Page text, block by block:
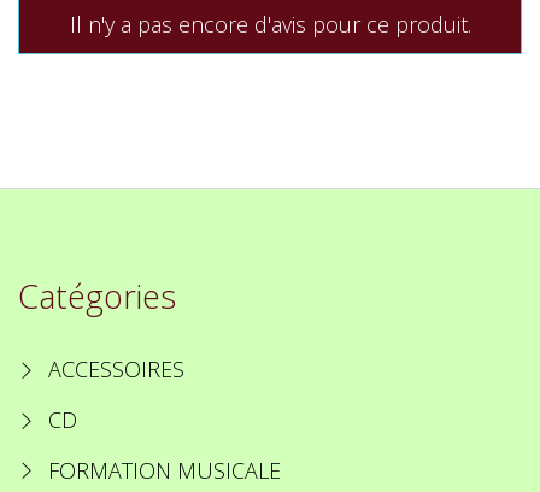
Il n'y a pas encore d'avis pour ce produit.
Catégories
ACCESSOIRES
CD
FORMATION MUSICALE